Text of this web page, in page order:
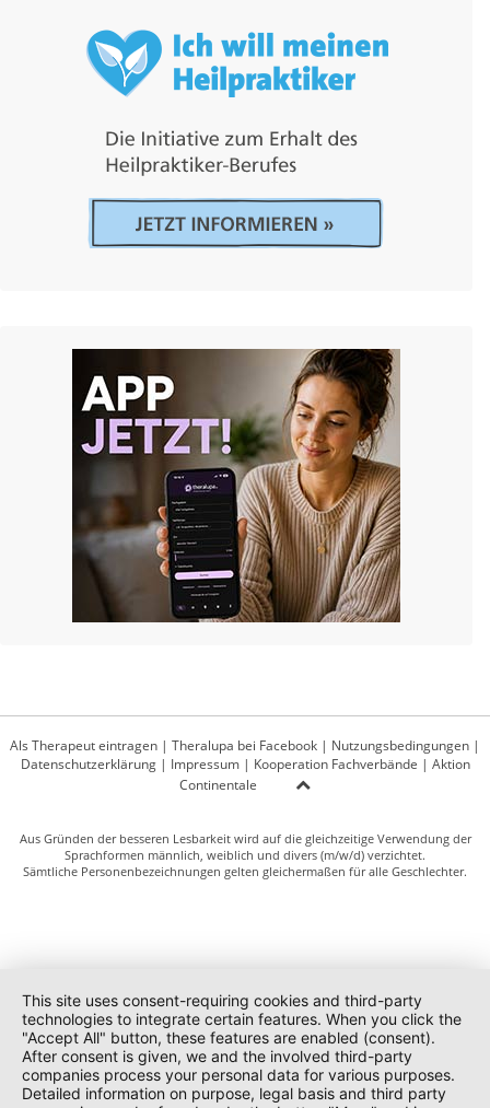
Als Therapeut eintragen | Theralupa bei Facebook | Nutzungsbedingungen |
Datenschutzerklärung| Impressum| Kooperation Fachverbände | Aktion
Continentale
Aus Gründen der besseren Lesbarkeit wird auf die gleichzeitige Verwendung der
Sprachformen männlich, weiblich und divers (m/w/d) verzichtet.
Sämtliche Personenbezeichnungen gelten gleichermaßen für alle Geschlechter.
This site uses consent-requiring cookies and third-party
technologies to integrate certain features. When you click the
"Accept All" button, these features are enabled (consent).
After consent is given, we and the involved third-party
companies process your personal data for various purposes.
Detailed information on purpose, legal basis and third party